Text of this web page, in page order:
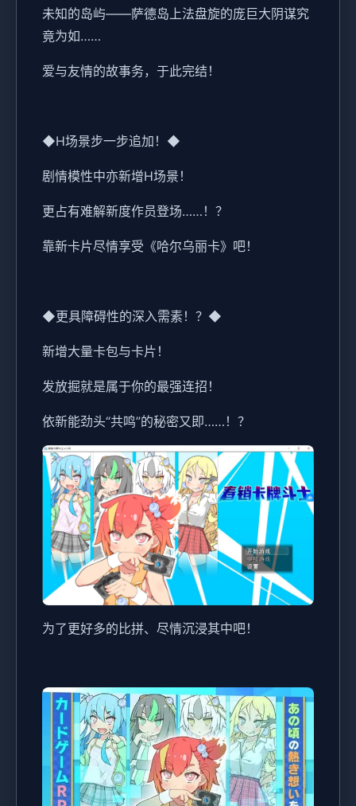
未知的岛屿——萨德岛上法盘旋的庞巨大阴谋究
竟为如……
爱与友情的故事务，于此完结！
◆H场景步一步追加！◆
剧情模性中亦新增H场景！
更占有难解新度作员登场……！？
靠新卡片尽情享受《哈尔乌丽卡》吧！
◆更具障碍性的深入需素！？◆
新增大量卡包与卡片！
发放掘就是属于你的最强连招！
依新能劲头“共鸣”的秘密又即……！？
为了更好多的比拼、尽情沉浸其中吧！